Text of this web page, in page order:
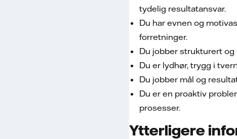
tydelig resultatansvar.
Du har evnen og
forretninger.
Du jobber strukturert
Du er lydhør, trygg i
Du jobber mål og
Du er en proaktiv
prosesser.
Ytterligere